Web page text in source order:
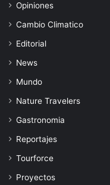
Opiniones
Cambio Climatico
Editorial
News
Mundo
Nature Travelers
Gastronomia
Reportajes
Tourforce
Proyectos